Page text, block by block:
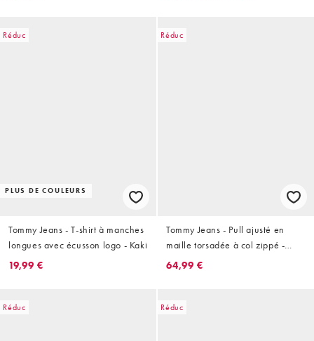
Réduc
PLUS DE COULEURS
Tommy Jeans - T-shirt à manches
longues avec écusson logo - Kaki
19,99 €
Réduc
Tommy Jeans - Pull ajusté en
maille torsadée à col zippé -
Taupe
64,99 €
Réduc Réduc